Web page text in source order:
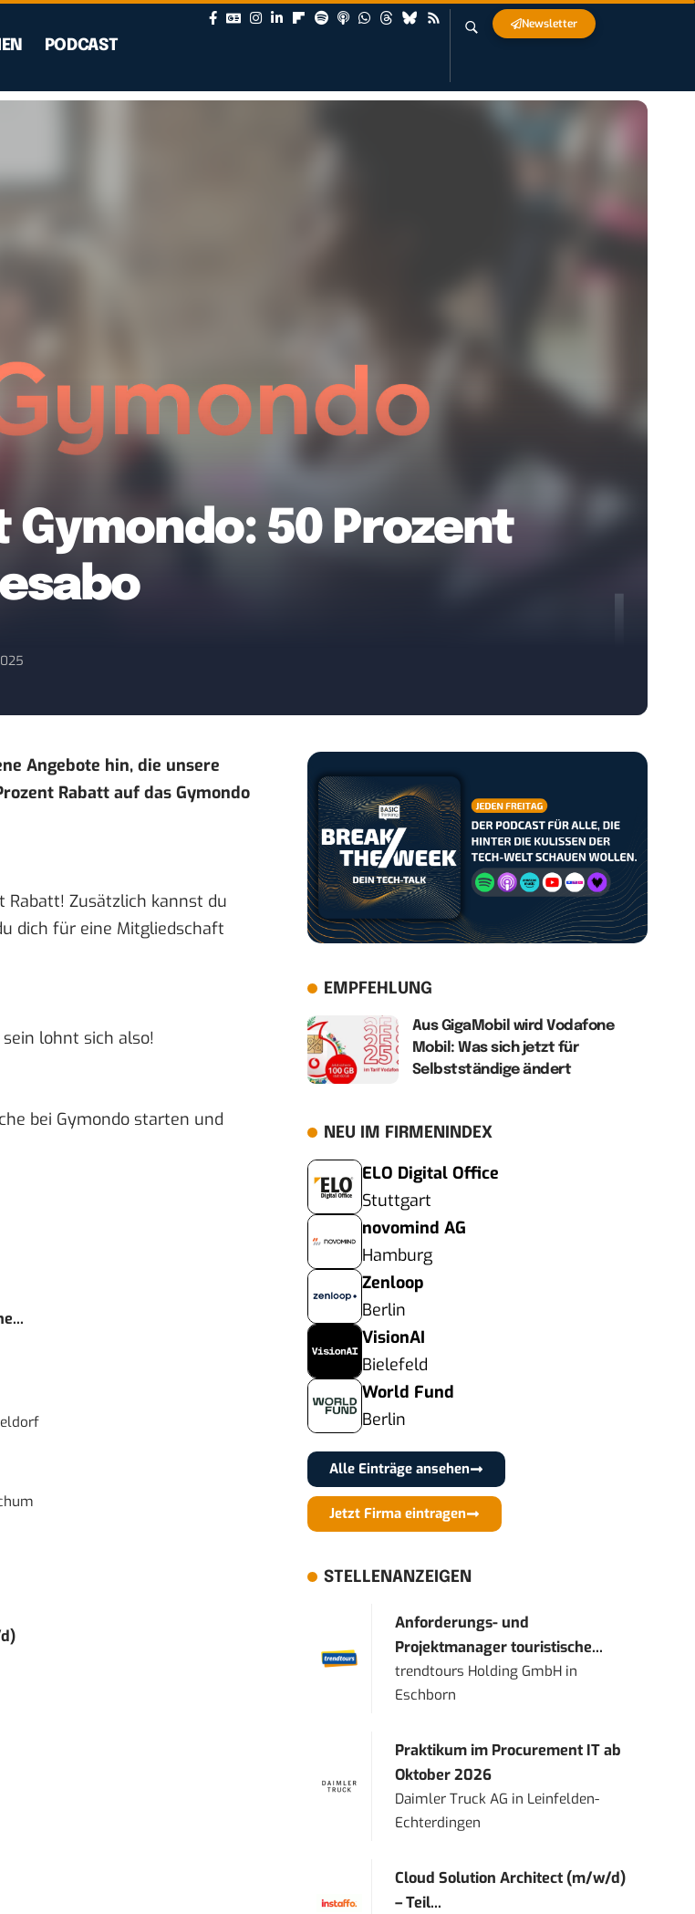
PODCAST
Newsletter
50 Prozent
Angebote hin, die unsere
Rabatt auf das Gymondo
Rabatt! Zusätzlich kannst du
dich für eine Mitgliedschaft
lohnt sich also!
bei Gymondo starten und
EMPFEHLUNG
Aus GigaMobil wird Vodafone
Mobil: Was sich jetzt für
Selbstständige ändert
NEU IM FIRMENINDEX
ELO Digital Office
Stuttgart
novomind AG
Hamburg
Zenloop
Berlin
VisionAI
Bielefeld
World Fund
Berlin
Alle Einträge ansehen
Jetzt Firma eintragen
STELLENANZEIGEN
Anforderungs- und
Projektmanager touristische...
trendtours Holding GmbH in
Eschborn
Praktikum im Procurement IT ab
Oktober 2026
Daimler Truck AG in Leinfelden-
Echterdingen
Cloud Solution Architect (m/w/d)
– Teil...